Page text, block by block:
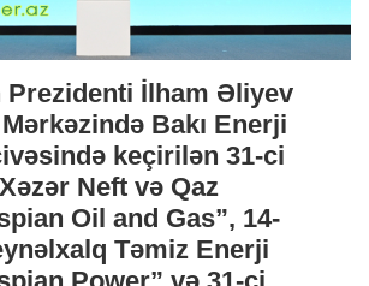
Prezidenti İlham Əliyev
Bakı Enerji
keçirilən 31-ci
Neft və Qaz
Oil and Gas”, 14-
Təmiz Enerji